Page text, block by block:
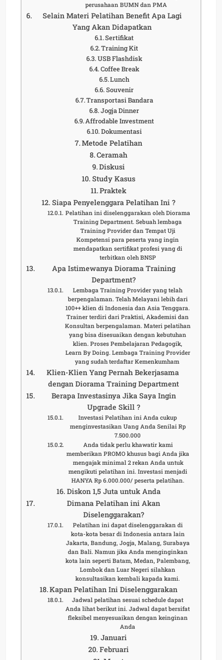
perusahaan BUMN dan PMA
Selain Materi Pelatihan Benefit Apa Lagi
Yang Akan Didapatkan
Sertifikat
Training Kit
USB Flashdisk
Coffee Break
Lunch
Souvenir
Transportasi Bandara
Jogja Dinner
Affrodable Investment
Dokumentasi
Metode Pelatihan
Ceramah
Diskusi
Study Kasus
Praktek
Siapa Penyelenggara Pelatihan Ini ?
Pelatihan ini diselenggarakan oleh Diorama
Training Department. Sebuah lembaga
Training Provider dan Tempat Uji
Kompetensi para peserta yang ingin
mendapatkan sertifikat profesi yang di
terbitkan oleh BNSP
Apa Istimewanya Diorama Training
Department?
Lembaga Training Provider yang telah
berpengalaman. Telah Melayani lebih dari
100++ klien di Indonesia dan Asia Tenggara.
Trainer terdiri dari Praktisi, Akademisi dan
Konsultan berpengalaman. Materi pelatihan
yang bisa disesuaikan dengan kebutuhan
klien. Proses Pembelajaran Pedagogik,
Learn By Doing. Lembaga Training Provider
yang sudah terdaftar Kemenkumham
Klien-Klien Yang Pernah Bekerjasama
dengan Diorama Training Department
Berapa Investasinya Jika Saya Ingin
Upgrade Skill ?
Investasi Pelatihan ini Anda cukup
menginvestasikan Uang Anda Senilai Rp
7.500.000
Anda tidak perlu khawatir kami
memberikan PROMO khusus bagi Anda jika
mengajak minimal 2 rekan Anda untuk
mengikuti pelatihan ini. Investasi menjadi
HANYA Rp 6.000.000/ peserta pelatihan.
Diskon 1,5 Juta untuk Anda
Dimana Pelatihan ini Akan
Diselenggarakan?
Pelatihan ini dapat diselenggarakan di
kota-kota besar di Indonesia antara lain
Jakarta, Bandung, Jogja, Malang, Surabaya
dan Bali. Namun jika Anda menginginkan
kota lain seperti Batam, Medan, Palembang,
Lombok dan Luar Negeri silahkan
konsultasikan kembali kapada kami.
Kapan Pelatihan Ini Diselenggarakan
Jadwal pelatihan sesuai schedule dapat
Anda lihat berikut ini. Jadwal dapat bersifat
fleksibel menyesuaikan dengan keinginan
Anda
Januari
Februari